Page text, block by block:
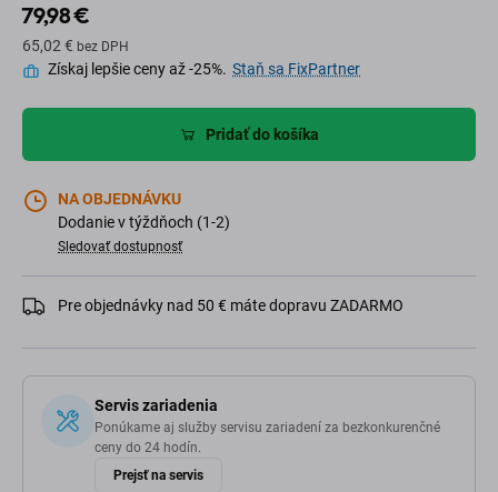
79,98 €
65,02 € bez DPH
Získaj lepšie ceny až -25%. Staň sa FixPartner
Pridať do košíka
NA OBJEDNÁVKU
Dodanie v týždňoch (1-2)
Sledovať dostupnosť
Pre objednávky nad 50 € máte dopravu ZADARMO
Servis zariadenia
Ponúkame aj služby servisu zariadení za bezkonkurenčné
ceny do 24 hodín.
Prejsť na servis